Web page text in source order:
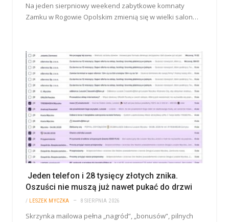
Na jeden sierpniowy weekend zabytkowe komnaty
Zamku w Rogowie Opolskim zmienią się w wielki salon…
Jeden telefon i 28 tysięcy złotych znika.
Oszuści nie muszą już nawet pukać do drzwi
/ LESZEK MYCZKA 8 SIERPNIA 2026
Skrzynka mailowa pełna „nagród”, „bonusów”, pilnych